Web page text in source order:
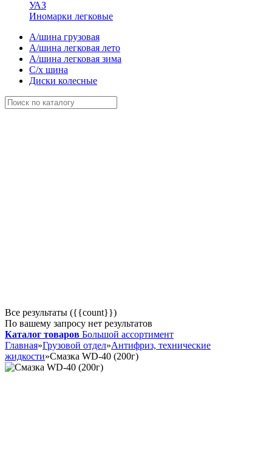
УАЗ
Иномарки легковые
А/шина грузовая
А/шина легковая лето
А/шина легковая зима
С/х шина
Диски колесные
Все результаты ({{count}})
По вашему запросу нет результатов
Каталог товаров Большой ассортимент
Главная»Грузовой отдел»Антифриз, технические
жидкости»Смазка WD-40 (200г)